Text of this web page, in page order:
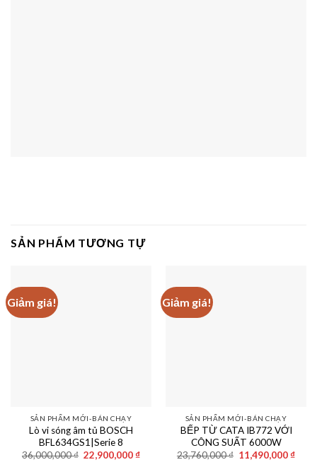
SẢN PHẨM TƯƠNG TỰ
Giảm giá!
SẢN PHẨM MỚI-BÁN CHẠY
Lò vi sóng âm tủ BOSCH
BFL634GS1|Serie 8
36,000,000₫ Giá
gốc
22,900,000 ₫Giá
Giảm giá!
SẢN PHẨM MỚI-BÁN CHẠY
BẾP TỪ CATA IB772 VỚI
CÔNG SUẤT 6000W
23,760,000₫ Giá
gốc
11,490,000 ₫Giá